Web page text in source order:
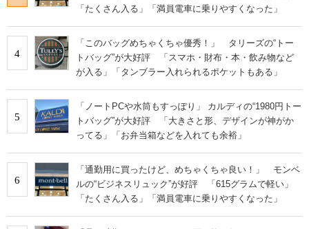
「たくさん入る」「満員電車に乗りやすくなった」
4
「このバッグめちゃくちゃ優秀！」 タリーズの“トー
トバッグ”が大好評 「スマホ・財布・本・飲み物など
が入る」「タンブラー入れられるポケットもある」
5
「ノートPCや水筒もすっぽり」 カルディの“1980円トー
トバッグ”が大好評 「大きさと形、デザインが神がか
ってる」「お弁当箱などを入れても余裕」
6
「通勤用に買ったけど、めちゃくちゃ良い！」 モンベ
ルの“ビジネスリュック”が好評 「615グラムで軽い」
「たくさん入る」「満員電車に乗りやすくなった」